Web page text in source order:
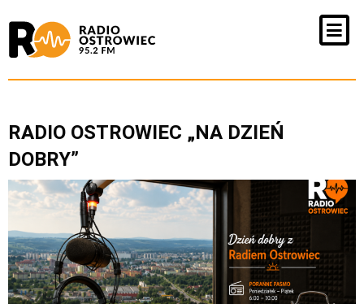
RADIO OSTROWIEC „NA DZIEŃ
DOBRY”